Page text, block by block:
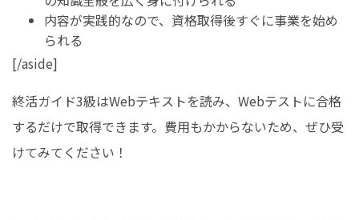
内容が実践的なので、資格取得後すぐに事業を始め
られる
[/aside]
終活ガイド3級はWebテキストを読み、Webテストに合格
するだけで取得できます。費用もかからないため、ぜひ受
けてみてください！